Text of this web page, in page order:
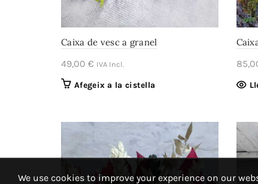
Caixa de vesc a granel
49,00 € IVA Incl.
Afegeix a la cistella
We use cookies to improve your experience on our